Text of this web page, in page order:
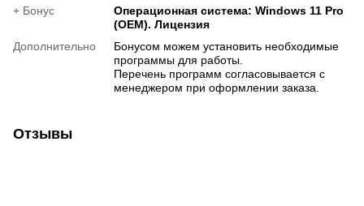
+ Бонус
Операционная система: Windows 11 Pro
(OEM). Лицензия
Дополнительно
Бонусом можем установить необходимые
программы для работы.
Перечень программ согласовывается с
менеджером при оформлении заказа.
Отзывы